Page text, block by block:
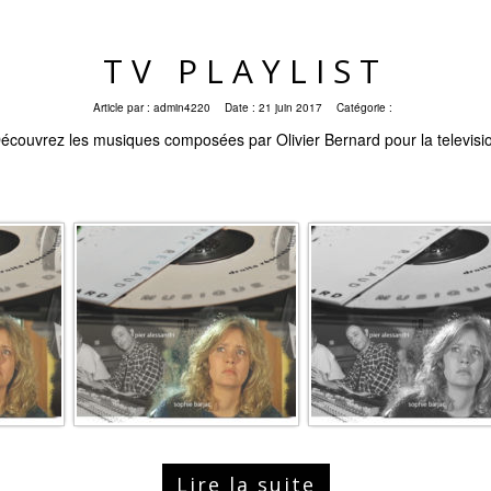
TV PLAYLIST
Article par : admin4220 Date : 21 juin 2017 Catégorie :
les musiques composées par Olivier Bernard pour la
Lire la suite